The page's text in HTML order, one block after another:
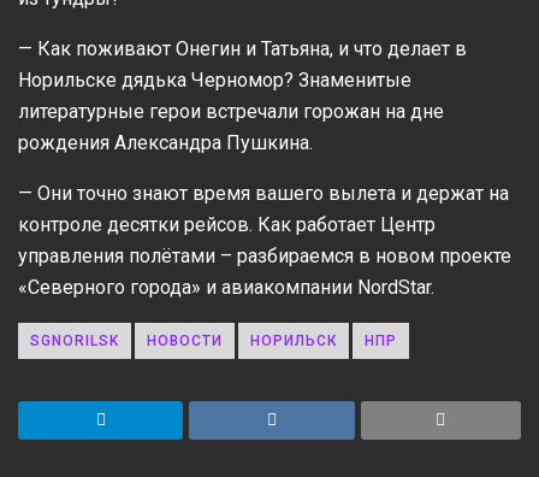
— Как поживают Онегин и Татьяна, и что делает в
Норильске дядька Черномор? Знаменитые
литературные герои встречали горожан на дне
рождения Александра Пушкина.
— Они точно знают время вашего вылета и держат на
контроле десятки рейсов. Как работает Центр
управления полётами – разбираемся в новом проекте
«Северного города» и авиакомпании NordStar.
SGNORILSK НОВОСТИ НОРИЛЬСК НПР